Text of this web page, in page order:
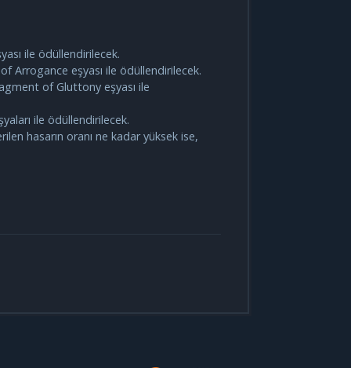
ile ödüllendirilecek.
Arrogance eşyası ile ödüllendirilecek.
of Gluttony eşyası ile
ile ödüllendirilecek.
hasarın oranı ne kadar yüksek ise,